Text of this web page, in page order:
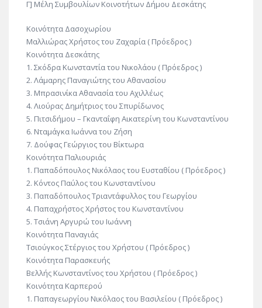
Γ] Μέλη Συμβουλίων Κοινοτήτων Δήμου Δεσκάτης
Κοινότητα Δασοχωρίου
Μαλλιώρας Χρήστος του Ζαχαρία ( Πρόεδρος )
Κοινότητα Δεσκάτης
1. Σκόδρα Κωνσταντία του Νικολάου ( Πρόεδρος )
2. Λάμαρης Παναγιώτης του Αθανασίου
3. Μπρασινίκα Αθανασία του Αχιλλέως
4. Λιούρας Δημήτριος του Σπυρίδωνος
5. Πιτσιδήμου – Γκανταΐφη Αικατερίνη του Κωνσταντίνου
6. Νταμάγκα Ιωάννα του Ζήση
7. Δούφας Γεώργιος του Βίκτωρα
Κοινότητα Παλιουριάς
1. Παπαδόπουλος Νικόλαος του Ευσταθίου ( Πρόεδρος )
2. Κόντος Παύλος του Κωνσταντίνου
3. Παπαδόπουλος Τριαντάφυλλος του Γεωργίου
4. Παπαχρήστος Χρήστος του Κωνσταντίνου
5. Τσιάνη Αργυρώ του Ιωάννη
Κοινότητα Παναγιάς
Τσιούγκος Στέργιος του Χρήστου ( Πρόεδρος )
Κοινότητα Παρασκευής
Βελλής Κωνσταντίνος του Χρήστου ( Πρόεδρος )
Κοινότητα Καρπερού
1. Παπαγεωργίου Νικόλαος του Βασιλείου ( Πρόεδρος )